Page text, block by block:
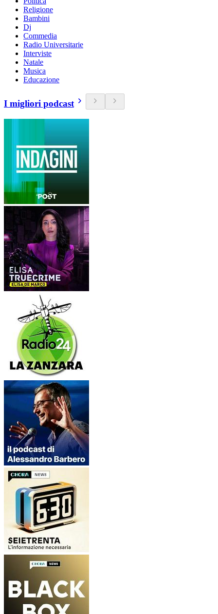
Religione
Bambini
Dj
Commedia
Radio Universitarie
Interviste
Natale
Musica
Educazione
I migliori podcast